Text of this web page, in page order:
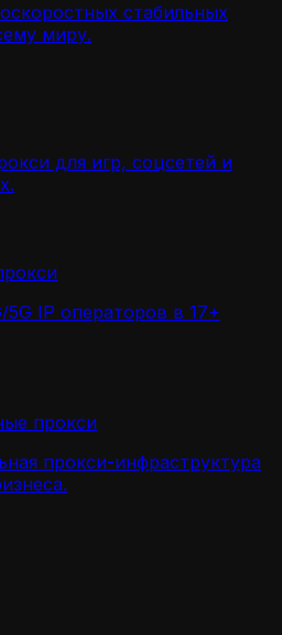
стабильных
миру.
для игр, соцсетей и
5G IP операторов в 17+
прокси
прокси-инфраструктура